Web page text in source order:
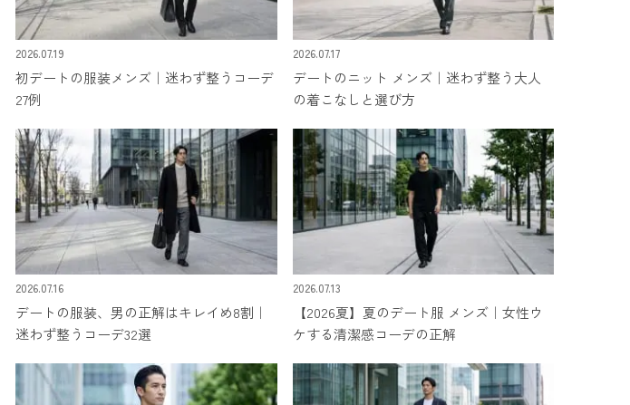
2026.07.19
初デートの服装メンズ｜迷わず整うコーデ
27例
2026.07.17
デートのニット メンズ｜迷わず整う大人
の着こなしと選び方
2026.07.16
デートの服装、男の正解はキレイめ8割｜
迷わず整うコーデ32選
2026.07.13
【2026夏】夏のデート服 メンズ｜女性ウ
ケする清潔感コーデの正解